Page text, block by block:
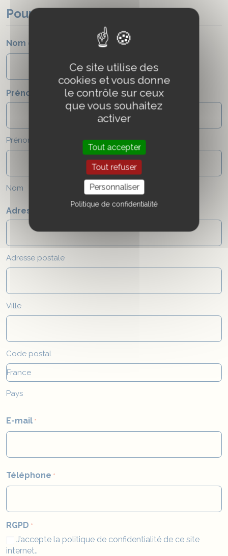
Pour vous contacter
Nom de la Structure
Prénom/Nom *
Prénom
Nom
Adresse
Adresse postale
Ville
Code postal
Pays
E-mail *
Téléphone *
RGPD *
J’accepte la politique de confidentialité de ce site
internet..
Ce site utilise des
cookies et vous donne
le contrôle sur ceux
que vous souhaitez
activer
Tout accepter
Tout refuser
Personnaliser
Politique de confidentialité